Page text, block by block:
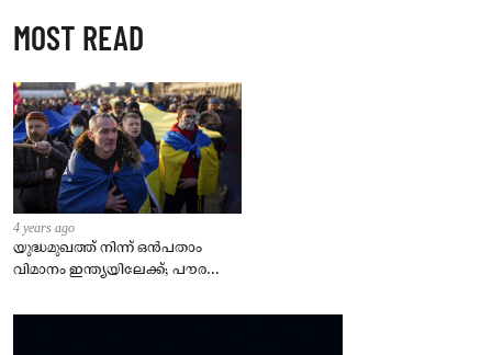
MOST READ
4 years ago
യുദ്ധമുഖത്ത് നിന്ന് ഒൻപതാം
വിമാനം ഇന്ത്യയിലേക്ക്; പൗരന്മാർ
– കേന്ദ്രം